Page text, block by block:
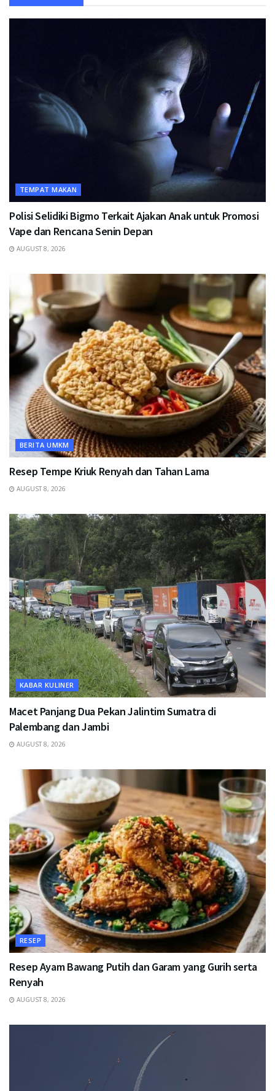
TEMPAT MAKAN
Polisi Selidiki Bigmo Terkait Ajakan Anak untuk Promosi
Vape dan Rencana Senin Depan
AUGUST 8, 2026
BERITA UMKM
Resep Tempe Kriuk Renyah dan Tahan Lama
AUGUST 8, 2026
KABAR KULINER
Macet Panjang Dua Pekan Jalintim Sumatra di
Palembang dan Jambi
AUGUST 8, 2026
RESEP
Resep Ayam Bawang Putih dan Garam yang Gurih serta
Renyah
AUGUST 8, 2026